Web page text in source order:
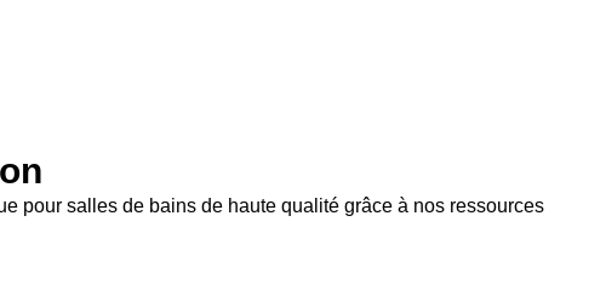
pour salles de bains de haute qualité grâce à nos ressources